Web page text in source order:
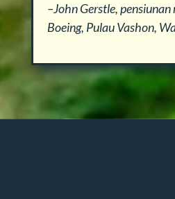
–John Gerstle,
Boeing, Pulau Vashon,